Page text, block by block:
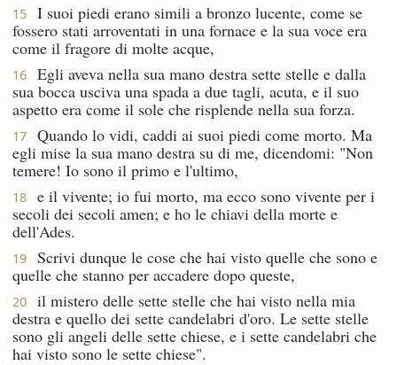
15
I suoi piedi erano simili a bronzo lucente, come se
fossero stati arroventati in una fornace e la sua voce era
come il fragore di molte acque,
16
Egli aveva nella sua mano destra sette stelle e dalla
sua bocca usciva una spada a due tagli, acuta, e il suo
aspetto era come il sole che risplende nella sua forza.
17
Quando lo vidi, caddi ai suoi piedi come morto. Ma
egli mise la sua mano destra su di me, dicendomi: "Non
temere! Io sono il primo e l'ultimo,
18
e il vivente; io fui morto, ma ecco sono vivente per i
secoli dei secoli amen; e ho le chiavi della morte e
dell'Ades.
19
Scrivi dunque le cose che hai visto quelle che sono e
quelle che stanno per accadere dopo queste,
20
il mistero delle sette stelle che hai visto nella mia
destra e quello dei sette candelabri d'oro. Le sette stelle
sono gli angeli delle sette chiese, e i sette candelabri che
hai visto sono le sette chiese".